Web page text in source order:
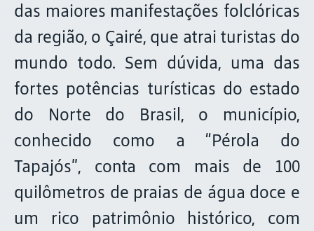
das maiores manifestações folclóricas
da região, o Çairé, que atrai turistas do
mundo todo. Sem dúvida, uma das
fortes potências turísticas do estado
do Norte do Brasil, o município,
conhecido como a “Pérola do
Tapajós”, conta com mais de 100
quilômetros de praias de água doce e
um rico patrimônio histórico, com